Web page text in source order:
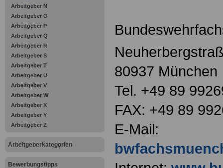
Arbeitgeber N
Arbeitgeber O
Arbeitgeber P
Arbeitgeber Q
Arbeitgeber R
Arbeitgeber S
Arbeitgeber T
Arbeitgeber U
Arbeitgeber V
Arbeitgeber W
Arbeitgeber X
Arbeitgeber Y
Arbeitgeber Z
Arbeitgeberkategorien
Bewerbungstipps
80937 München
Tel. +49 89
FAX: +49 89
E-Mail: